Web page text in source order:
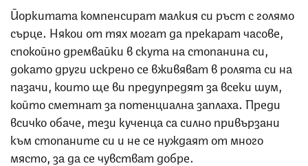
Йоркитата компенсират малкия си ръст с голямо
сърце. Някои от тях могат да прекарат часове,
спокойно дремвайки в скута на стопанина си,
докато други искрено се вживяват в ролята си на
пазачи, които ще ви предупредят за всеки шум,
който сметнат за потенциална заплаха. Преди
всичко обаче, тези кученца са силно привързани
към стопаните си и не се нуждаят от много
място, за да се чувстват добре.